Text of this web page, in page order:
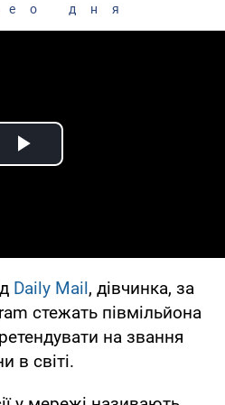
дня
Play Video
Daily Mail, дівчинка, за
стежать півмільйона
на звання
в світі.